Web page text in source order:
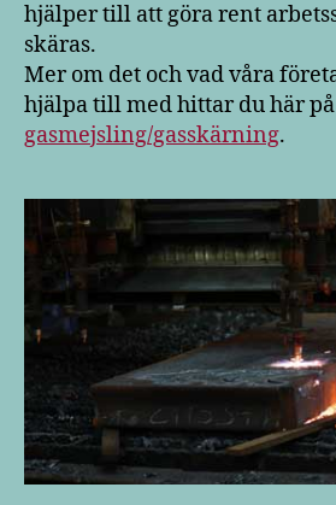
hjälper till att göra rent
skäras.
Mer om det och vad våra
hjälpa till med hittar du här på
gasmejsling/gasskärning.